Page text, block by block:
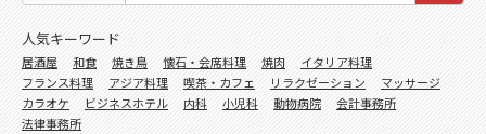
人気キーワード
居酒屋 和食 焼き鳥 懐石・会席料理 焼肉
イタリア料理
フランス料理
アジア料理 喫茶・カフェ リラクゼーション
マッサージ
カラオケ
ビジネスホテル 内科 小児科 動物病院
会計事務所
法律事務所